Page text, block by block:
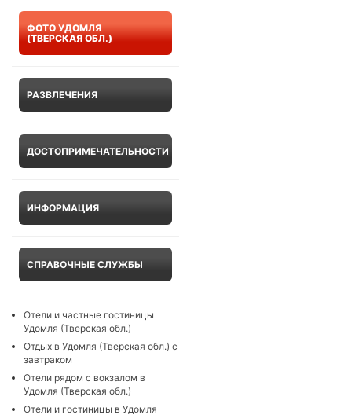
ФОТО УДОМЛЯ
(ТВЕРСКАЯ ОБЛ.)
РАЗВЛЕЧЕНИЯ
ДОСТОПРИМЕЧАТЕЛЬНОСТИ
ИНФОРМАЦИЯ
СПРАВОЧНЫЕ СЛУЖБЫ
Отели и частные гостиницы
Удомля (Тверская обл.)
Отдых в Удомля (Тверская обл.) с
завтраком
Отели рядом с вокзалом в
Удомля (Тверская обл.)
Отели и гостиницы в Удомля